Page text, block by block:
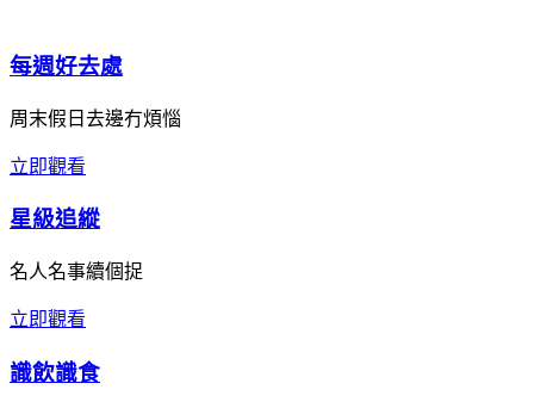
每週好去處
周末假日去邊冇煩惱
立即觀看
星級追縱
名人名事續個捉
立即觀看
識飲識食